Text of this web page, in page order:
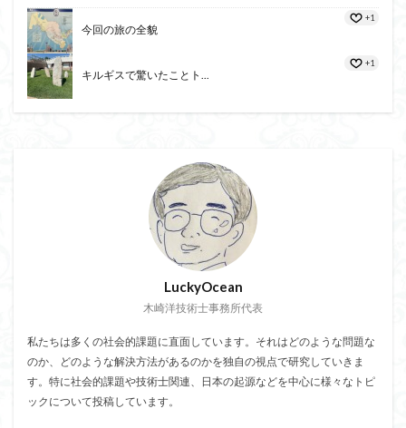
今回の旅の全貌
+1
キルギスで驚いたことト...
+1
LuckyOcean
木崎洋技術士事務所代表
私たちは多くの社会的課題に直面しています。それはどのような問題な
のか、どのような解決方法があるのかを独自の視点で研究していきま
す。特に社会的課題や技術士関連、日本の起源などを中心に様々なトピ
ックについて投稿しています。